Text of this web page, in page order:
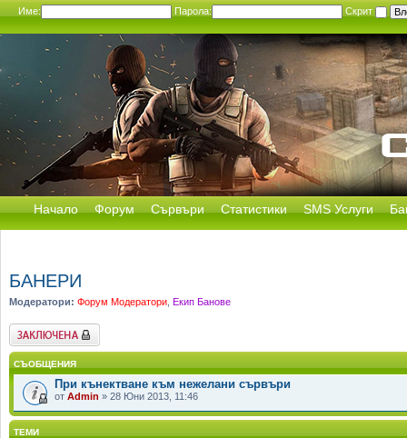
Име: Парола: Скрит
Начало Форум Сървъри Статистики SMS Услуги
БАНЕРИ
Модератори: Форум Модератори Екип Банове
Заключен форум
СЪОБЩЕНИЯ
При кънектване към нежелани сървъри
от Admin » 28 Юни 2013, 11:46
ТЕМИ